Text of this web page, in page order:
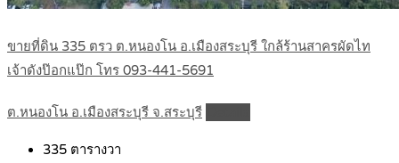
ขายที่ดิน 335 ตรว ต.หนองโน อ.เมืองสระบุรี ใกล้ร้านสาครผัดไท
เจ้าดังป๊อกแป๊ก โทร 093-441-5691
ต.หนองโน อ.เมืองสระบุรี จ.สระบุรี
335 ตารางวา